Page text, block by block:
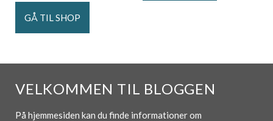
GÅ TIL SHOP
VELKOMMEN TIL BLOGGEN
På hjemmesiden kan du finde informationer om